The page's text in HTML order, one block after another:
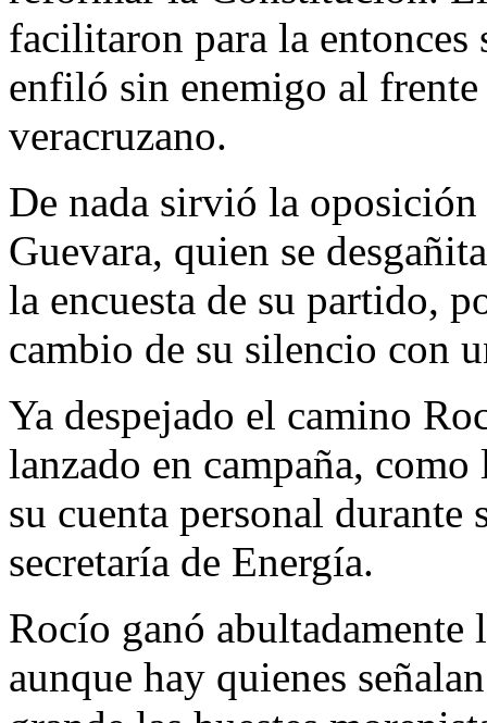
facilitaron para la entonces
enfiló sin enemigo al
veracruzano.
De nada sirvió la
Guevara, quien se
la encuesta de su partido,
cambio de su silencio con
Ya despejado el camino
lanzado en campaña,
su cuenta personal
secretaría de Energía.
Rocío ganó
aunque hay quienes